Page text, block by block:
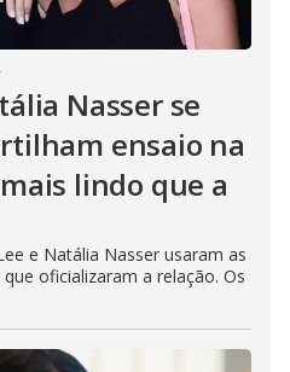
Nasser se
ensaio na
lindo que a
e Natália Nasser usaram as
oficializaram a relação. Os